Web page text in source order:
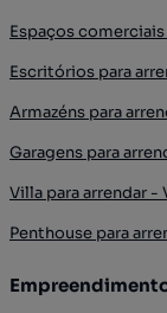
Espaços comerciais
Escritórios para
Armazéns para
Garagens para
Villa para arrendar -
Penthouse para